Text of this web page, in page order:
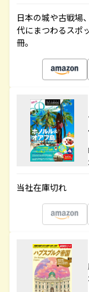
日本の城や古戦場
代にまつわるスポ
冊。
当社在庫切れ